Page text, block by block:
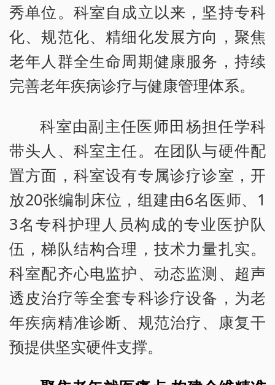
秀单位。科室自成立以来，坚持专科
化、规范化、精细化发展方向，聚焦
老年人群全生命周期健康服务，持续
完善老年疾病诊疗与健康管理体系。
科室由副主任医师田杨担任学科
带头人、科室主任。在团队与硬件配
置方面，科室设有专属诊疗诊室，开
放20张编制床位，组建由6名医师、1
3名专科护理人员构成的专业医护队
伍，梯队结构合理，技术力量扎实。
科室配齐心电监护、动态监测、超声
透皮治疗等全套专科诊疗设备，为老
年疾病精准诊断、规范治疗、康复干
预提供坚实硬件支撑。